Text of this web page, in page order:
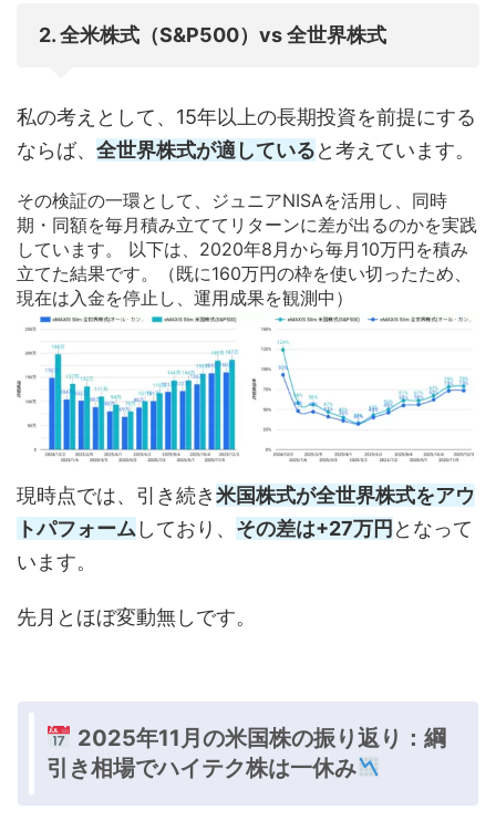
2. 全米株式（S&P500）vs 全世界株式
私の考えとして、15年以上の長期投資を前提にする
ならば、 全世界株式が適していると考えています。
その検証の一環として、ジュニアNISAを活用し、同時
期・同額を毎月積み立ててリターンに差が出るのかを実践
しています。 以下は、2020年8月から毎月10万円を積み
立てた結果です。（既に160万円の枠を使い切ったため、
現在は入金を停止し、運用成果を観測中）
現時点では、引き続き米国株式が全世界株式をアウ
トパフォーム しており、 その差は+27万円となって
います。
先月とほぼ変動無しです。
2025年11月の米国株の振り返り：綱
引き相場でハイテク株は一休み